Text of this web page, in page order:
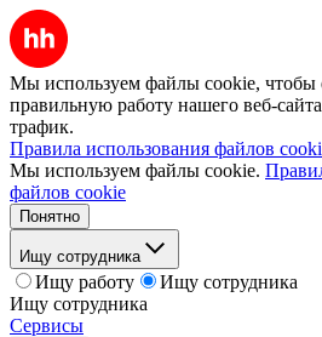
Мы используем файлы cookie, чтобы
правильную работу нашего веб-
трафик.
Правила использования файлов
Мы используем файлы cookie.
файлов cookie
Понятно
Ищу сотрудника
Ищу работу
Ищу сотрудника
Ищу сотрудника
Сервисы